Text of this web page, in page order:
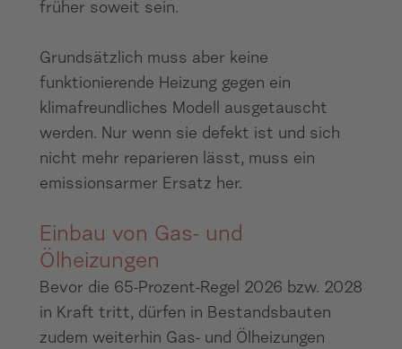
früher soweit sein.
Grundsätzlich muss aber keine
funktionierende Heizung gegen ein
klimafreundliches Modell ausgetauscht
werden. Nur wenn sie defekt ist und sich
nicht mehr reparieren lässt, muss ein
emissionsarmer Ersatz her.
Einbau von Gas- und
Ölheizungen
Bevor die 65-Prozent-Regel 2026 bzw. 2028
in Kraft tritt, dürfen in Bestandsbauten
zudem weiterhin Gas- und Ölheizungen